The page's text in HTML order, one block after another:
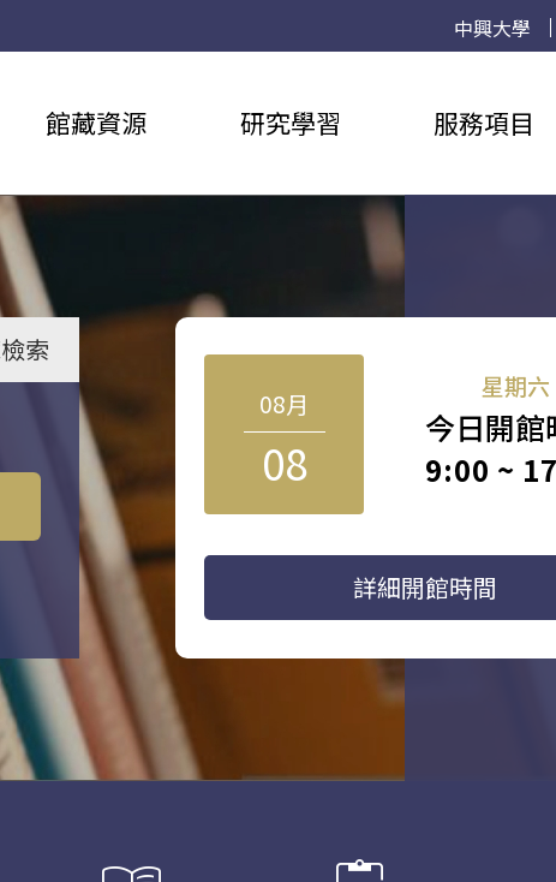
中興大學
館藏資源 研究學習 服務項目
索
08月
08
星期六
今日開館
9:00 ~
詳細開館時間